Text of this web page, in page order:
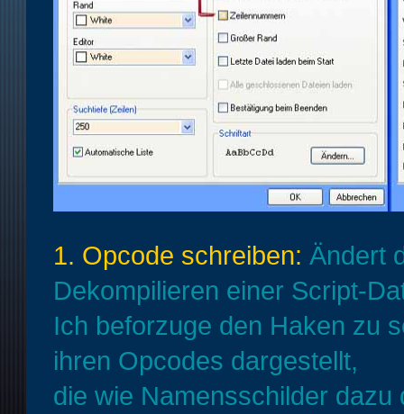
1. Opcode schreiben: Ändert
Dekompilieren einer Script-
Ich beforzuge den Haken zu
ihren Opcodes dargestellt,
die wie Namensschilder